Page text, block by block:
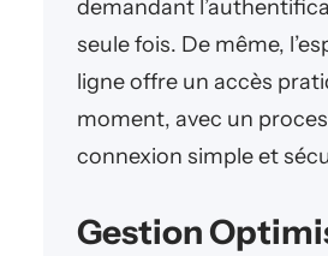
demandant
seule fois. De même,
ligne offre un accès
moment, avec un
connexion simple et
Gestion